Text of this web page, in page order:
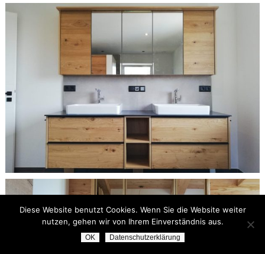
Diese Website benutzt Cookies. Wenn Sie die Website weiter
nutzen, gehen wir von Ihrem Einverständnis aus.
OK Datenschutzerklärung